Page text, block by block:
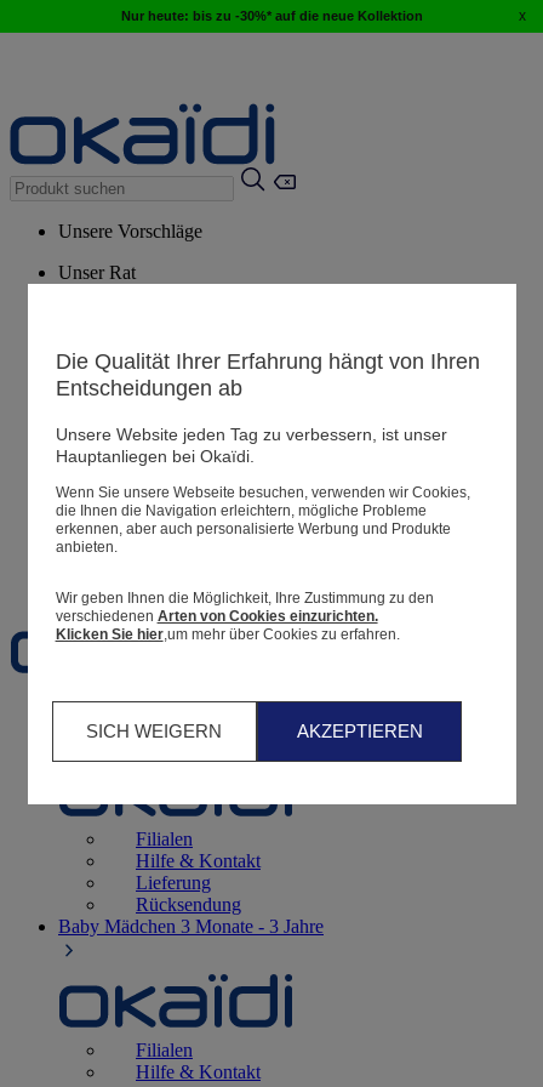
Nur heute: bis zu -30%* auf die neue Kollektion x
Unsere Vorschläge
Unser Rat
Meine Informationen
Ihre Bestellungen
Warenkorb
Filialen
Hilfe & Kontakt
Lieferung
Rücksendung
Baby Mädchen 3 Monate - 3 Jahre
Filialen
Hilfe & Kontakt
Die Qualität Ihrer Erfahrung hängt von Ihren
Entscheidungen ab
Unsere Website jeden Tag zu verbessern, ist unser
Hauptanliegen bei Okaïdi.
Wenn Sie unsere Webseite besuchen, verwenden wir Cookies,
die Ihnen die Navigation erleichtern, mögliche Probleme
erkennen, aber auch personalisierte Werbung und Produkte
anbieten.
Wir geben Ihnen die Möglichkeit, Ihre Zustimmung zu den
verschiedenen Arten von Cookies einzurichten.
Klicken Sie hier,um mehr über Cookies zu erfahren.
SICH WEIGERN AKZEPTIEREN